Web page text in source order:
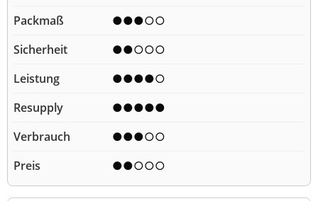
●●●○○
●●○○○
●●●●○
●●●●●
●●●○○
●●○○○